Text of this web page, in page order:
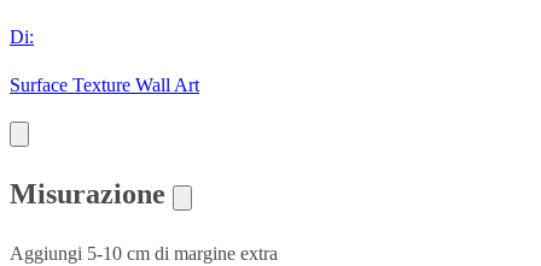
Di:
Surface Texture Wall Art
Misurazione
Aggiungi 5-10 cm di margine extra